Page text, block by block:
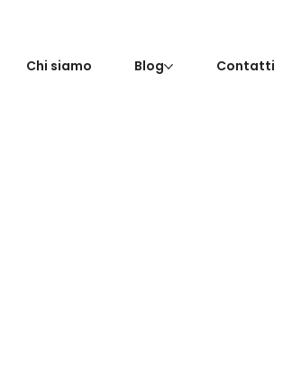
Chi siamo Blog Contatti